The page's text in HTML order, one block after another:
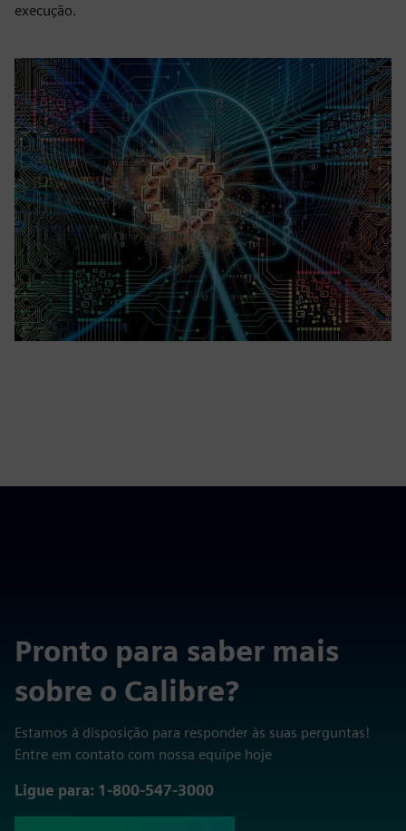
execução.
Pronto para saber mais
sobre o Calibre?
Estamos à disposição para responder às suas perguntas!
Entre em contato com nossa equipe hoje
Ligue para: 1-800-547-3000